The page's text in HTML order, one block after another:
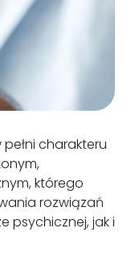
charakteru
którego
rozwiązań
psychicznej, jak i